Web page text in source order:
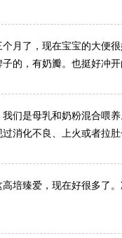
月了，现在宝宝的大便
的，有奶瓣。也挺好冲开
们是母乳和奶粉混合喂
消化不良、上火或者拉肚
培臻爱，现在好很多了